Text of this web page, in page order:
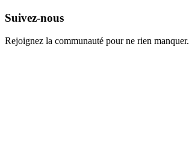
Suivez-nous
Rejoignez la communauté pour ne rien manquer.